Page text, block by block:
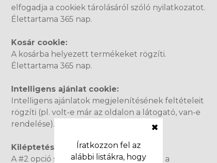
Íratkozzon fel az
alábbi listákra, hogy
elfogadja a cookiek tárolásáról szóló nyilatkozatot.
Élettartama 365 nap.
Kosár cookie:
A kosárba helyezett termékeket rögzíti.
Élettartama 365 nap.
Intelligens ajánlat cookie:
Intelligens ajánlatok megjelenítésének feltételeit
rögzíti (pl. volt-e már az oldalon a látogató, van-e
rendelése). Élettartama 30 nap.
Kiléptetés #2 cookie:
A #2 opció szerint 90 nap után kilépteti a